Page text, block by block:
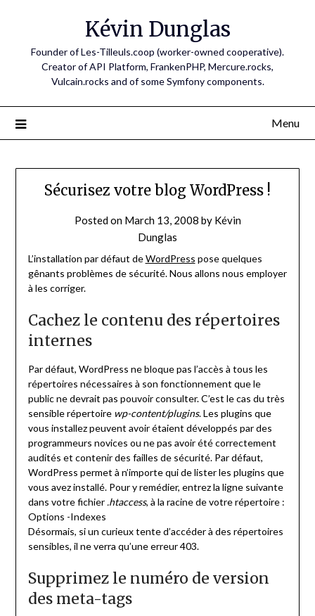
Kévin Dunglas
Founder of Les-Tilleuls.coop (worker-owned cooperative).
Creator of API Platform, FrankenPHP, Mercure.rocks,
Vulcain.rocks and of some Symfony components.
Menu
Sécurisez votre blog WordPress !
Posted on March 13, 2008 by Kévin
Dunglas
L’installation par défaut deWordPress pose quelques
gênants problèmes de sécurité. Nous allons nous employer
à les corriger.
Cachez le contenu des répertoires
internes
Par défaut, WordPress ne bloque pas l’accès à tous les
répertoires nécessaires à son fonctionnement que le
public ne devrait pas pouvoir consulter. C’est le cas du très
sensible répertoire wp-content/plugins. Les plugins que
vous installez peuvent avoir étaient développés par des
programmeurs novices ou ne pas avoir été correctement
audités et contenir des failles de sécurité. Par défaut,
WordPress permet à n’importe qui de lister les plugins que
vous avez installé. Pour y remédier, entrez la ligne suivante
dans votre fichier .htaccess, à la racine de votre répertoire :
Options -Indexes
Désormais, si un curieux tente d’accéder à des répertoires
sensibles, il ne verra qu’une erreur 403.
Supprimez le numéro de version
des meta-tags